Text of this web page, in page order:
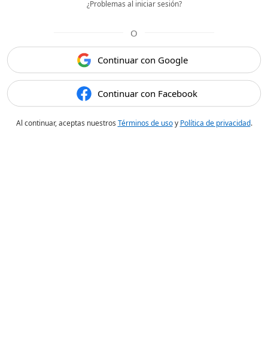
¿Problemas al iniciar sesión?
O
Continuar con Google
Continuar con Facebook
Al continuar, aceptas nuestros Términos de usoy Política de privacidad.